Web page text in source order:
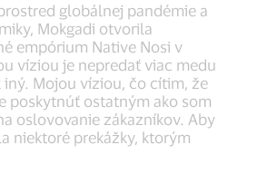
globálnej pandémie a
Mokgadi otvorila
empórium Native Nosi v
víziou je nepredať viac medu
iný. Mojou víziou, čo cítim, že
poskytnúť ostatným ako som
oslovovanie zákazníkov. Aby
niektoré prekážky, ktorým